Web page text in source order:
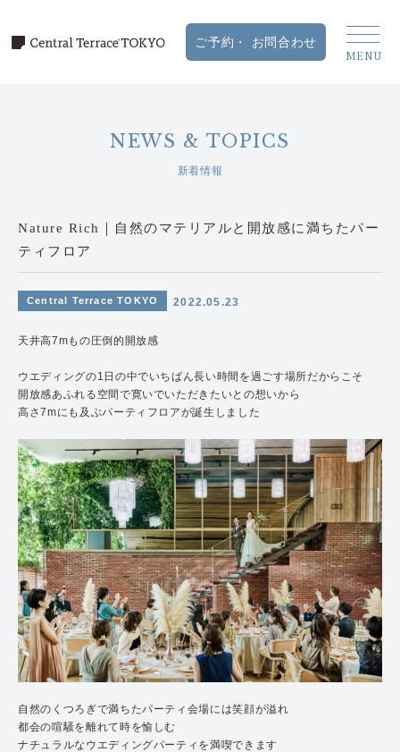
NEWS & TOPICS
新着情報
Nature Rich｜自然のマテリアルと開放感に満ちたパー
ティフロア
Central Terrace TOKYO 2022.05.23
天井⾼7mもの圧倒的開放感
ウエディングの1⽇の中でいちばん⻑い時間を過ごす場所だからこそ
開放感あふれる空間で寛いでいただきたいとの想いから
⾼さ7mにも及ぶパーティフロアが誕⽣しました
⾃然のくつろぎで満ちたパーティ会場には笑顔が溢れ
都会の喧騒を離れて時を愉しむ
ナチュラルなウエディングパーティを満喫できます